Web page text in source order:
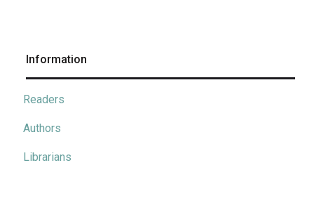
Information
Readers
Authors
Librarians